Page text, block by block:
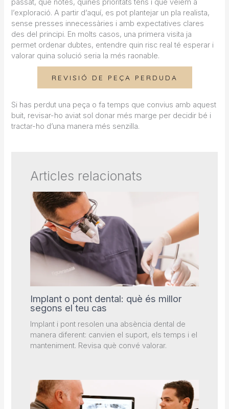
passat, què notes, quines prioritats tens i què veiem a
l’exploració. A partir d’aquí, es pot plantejar un pla realista,
sense presses innecessàries i amb expectatives clares
des del principi. En molts casos, una primera visita ja
permet ordenar dubtes, entendre quin risc real té esperar i
valorar quina solució seria la més raonable.
REVISIÓ DE PEÇA PERDUDA
Si has perdut una peça o fa temps que convius amb aquest
buit, revisar-ho aviat sol donar més marge per decidir bé i
tractar-ho d’una manera més senzilla.
Articles relacionats
Implant o pont dental: què és millor
segons el teu cas
Implant i pont resolen una absència dental de
manera diferent: canvien el suport, els temps i el
manteniment. Revisa què convé valorar.